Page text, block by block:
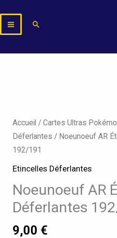
au
contenu
Rechercher
Accueil /Cartes Ultras
Déferlantes / Noeunoeuf AR
192/191
Etincelles Déferlantes
Noeunoeuf AR
Déferlantes
9,00 €